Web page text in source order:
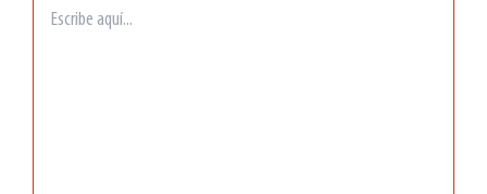
aquí...